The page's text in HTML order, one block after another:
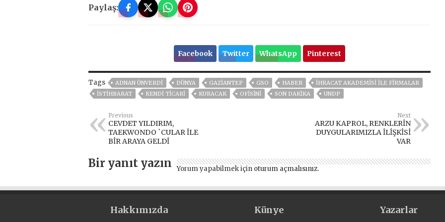
Paylaş:
Facebook Twitter WhatsApp Pinterest
Tags ADNAN ÜNVERDİ DÜNYA GAZIANTEP GSO HABER
İHRACAT AKADEMİSİ İLE FİRMALAR
İSTİHBARAT
KENDİ TİCARİ KURACAK OFİSİNİ SON DAKIKA UNDP
Previous
CEVDET YILDIRIM,
TAEKWONDO `CULAR İLE
BİR ARAYA GELDİ
Next
ARZU KAPROL, RENKLERİN
DUYGULARIMIZLA İLİŞKİSİ
VAR
Bir yanıt yazın Yorum yapabilmek için oturum açmalısınız.
Hakkımızda Künye Yazarlar